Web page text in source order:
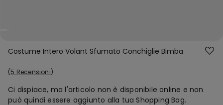
Costume Intero Volant Sfumato Conchiglie Bimba
5 Recensioni
Ci dispiace, ma l'articolo non è disponibile online e non
può quindi essere aggiunto alla tua Shopping Bag.